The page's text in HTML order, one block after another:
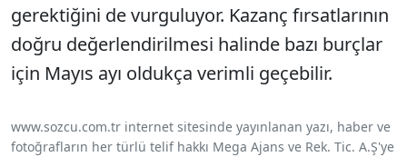
gerektiğini de vurguluyor. Kazanç fırsatlarının
doğru değerlendirilmesi halinde bazı burçlar
için Mayıs ayı oldukça verimli geçebilir.
www.sozcu.com.tr internet sitesinde yayınlanan yazı, haber ve
fotoğrafların her türlü telif hakkı Mega Ajans ve Rek. Tic. A.Ş'ye